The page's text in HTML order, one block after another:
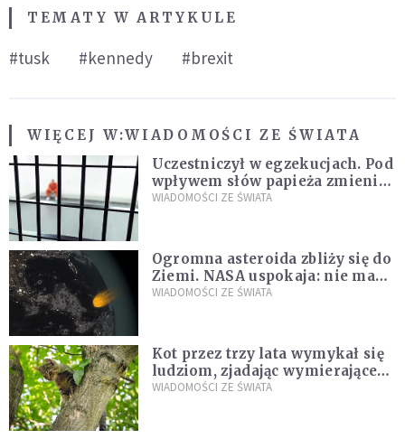
TEMATY W ARTYKULE
#tusk #kennedy #brexit
WIĘCEJ W:WIADOMOŚCI ZE ŚWIATA
Uczestniczył w egzekucjach. Pod
wpływem słów papieża zmienił
zdanie
WIADOMOŚCI ZE ŚWIATA
Ogromna asteroida zbliży się do
Ziemi. NASA uspokaja: nie ma
zagrożenia
WIADOMOŚCI ZE ŚWIATA
Kot przez trzy lata wymykał się
ludziom, zjadając wymierające
kaczki. W końcu popełnił
WIADOMOŚCI ZE ŚWIATA